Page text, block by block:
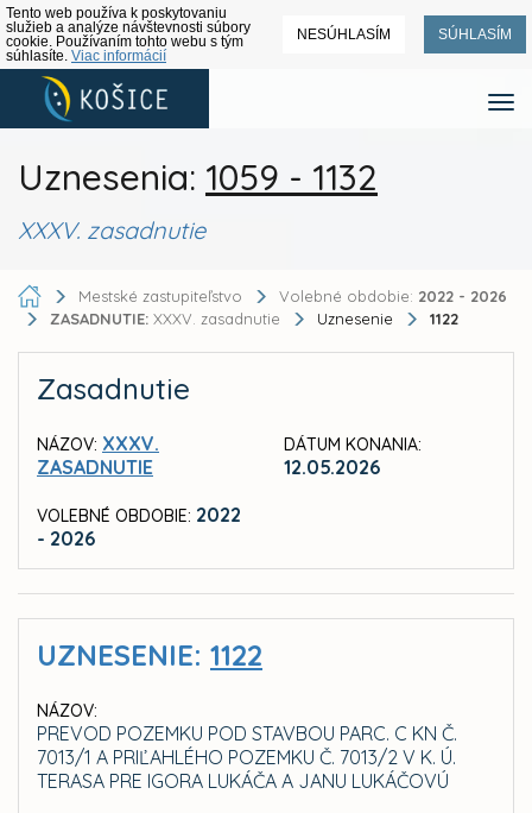
Tento web používa k poskytovaniu
služieb a analýze návštevnosti súbory
cookie. Používaním tohto webu s tým
súhlasíte. Viac informácií
NESÚHLASÍM SÚHLASÍM
Uznesenia: 1059 - 1132
XXXV. zasadnutie
Mestské zastupiteľstvo Volebné obdobie: 2022 - 2026
ZASADNUTIE: XXXV. zasadnutie Uznesenie 1122
Zasadnutie
NÁZOV: XXXV.
ZASADNUTIE
VOLEBNÉ OBDOBIE: 2022
- 2026
DÁTUM KONANIA:
12.05.2026
UZNESENIE: 1122
NÁZOV:
PREVOD POZEMKU POD STAVBOU PARC. C KN Č.
7013/1 A PRIĽAHLÉHO POZEMKU Č. 7013/2 V K. Ú.
TERASA PRE IGORA LUKÁČA A JANU LUKÁČOVÚ